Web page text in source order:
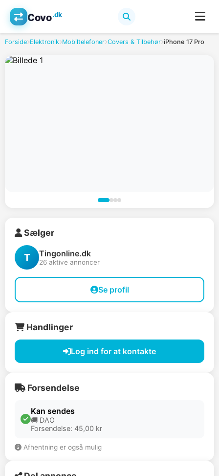
Covo.dk
Forside Elektronik Mobiltelefoner Covers & Tilbehør iPhone 17 Pro
Sælger
T Tingonline.dk
26 aktive annoncer
Se profil
Handlinger
Log ind for at kontakte
Forsendelse
Kan sendes
🚚 DAO
Forsendelse: 45,00 kr
Afhentning er også mulig